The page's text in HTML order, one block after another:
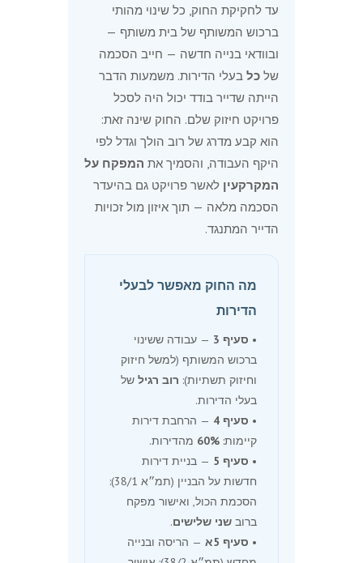
עד לחקיקת החוק, כל שינוי מהותי
ברכוש המשותף של בית משותף —
ובוודאי בנייה חדשה — חייב הסכמה
של כל בעלי הדירות. משמעות הדבר
הייתה שדייר בודד יכול היה לסכל
פרויקט חיזוק שלם. החוק שינה זאת:
הוא קבע מדרג של רוב הולך וגדל לפי
היקף העבודה, והסמיך את המפקח על
המקרקעין לאשר פרויקט גם בהיעדר
הסכמה מלאה — תוך איזון מול זכויות
הדייר המתנגד.
מה החוק מאפשר לבעלי
הדירות
• סעיף 3
— עבודה ששינוי
ברכוש המשותף (למשל חיזוק
וחיזוק תשתיות): רוב רגיל של
בעלי הדירות.
• סעיף 4
— הרחבת דירות
קיימות: 60% מהדירות.
• סעיף 5
— בניית דירות
חדשות על הבניין (תמ״א 38/1):
הסכמת הכול, ואישור מפקח
ברוב שני שלישים.
• סעיף 5א
— הריסה ובנייה